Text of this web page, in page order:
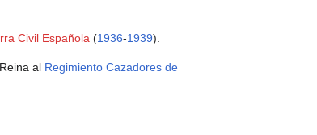
Civil Española (1936-1939).
al Regimiento Cazadores de